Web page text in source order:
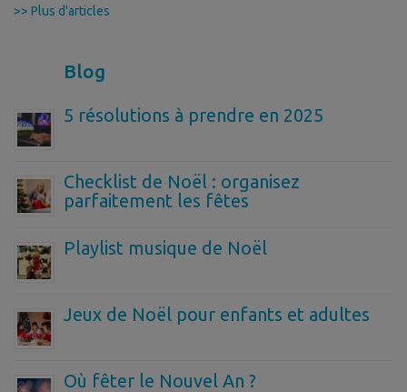
>> Plus d'articles
Blog
5 résolutions à prendre en 2025
Checklist de Noël : organisez
parfaitement les fêtes
Playlist musique de Noël
Jeux de Noël pour enfants et adultes
Où fêter le Nouvel An ?